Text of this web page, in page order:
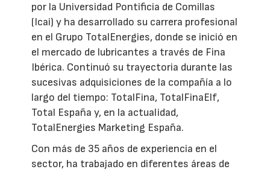
por la Universidad Pontificia de Comillas
(Icai) y ha desarrollado su carrera profesional
en el Grupo TotalEnergies, donde se inició en
el mercado de lubricantes a través de Fina
Ibérica. Continuó su trayectoria durante las
sucesivas adquisiciones de la compañía a lo
largo del tiempo: TotalFina, TotalFinaElf,
Total España y, en la actualidad,
TotalEnergies Marketing España.
Con más de 35 años de experiencia en el
sector, ha trabajado en diferentes áreas de